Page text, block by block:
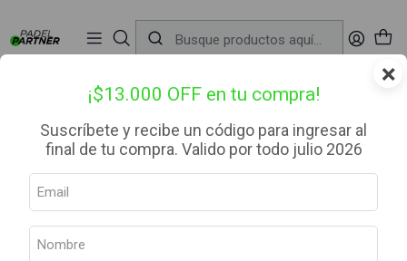
×
¡$13.000 OFF en tu compra!
Suscríbete y recibe un código para ingresar al
final de tu compra. Valido por todo julio 2026
📦 Envío Gratis desde $99.990 — Entrega en RM el mismo día🔥Compra
antes de las 12:00 hrs (día hábil) y recibe hoy mismo.